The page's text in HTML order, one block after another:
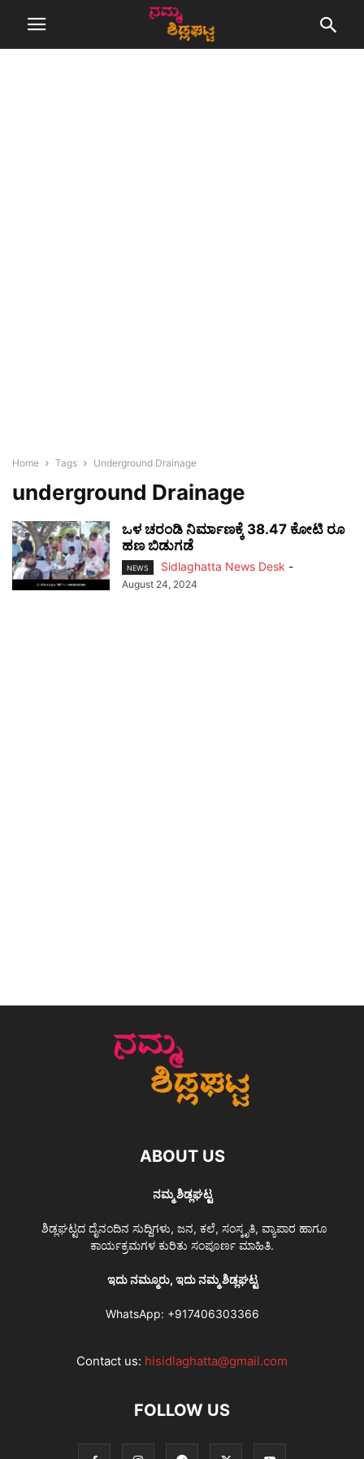
Home Tags Underground Drainage
underground Drainage
ಒಳ ಚರಂಡಿ ನಿರ್ಮಾಣಕ್ಕೆ 38.47 ಕೋಟಿ ರೂ
ಹಣ ಬಿಡುಗಡೆ
NEWS Sidlaghatta News Desk -
August 24, 2024
ABOUT US
ನಮ್ಮ ಶಿಡ್ಲಘಟ್ಟ
ಶಿಡ್ಲಘಟ್ಟದ ದೈನಂದಿನ ಸುದ್ದಿಗಳು, ಜನ, ಕಲೆ, ಸಂಸ್ಕೃತಿ, ವ್ಯಾಪಾರ ಹಾಗೂ
ಕಾರ್ಯಕ್ರಮಗಳ ಕುರಿತು ಸಂಪೂರ್ಣ ಮಾಹಿತಿ.
ಇದು ನಮ್ಮೂರು, ಇದು ನಮ್ಮ ಶಿಡ್ಲಘಟ್ಟ
WhatsApp: +917406303366
Contact us: hisidlaghatta@gmail.com
FOLLOW US